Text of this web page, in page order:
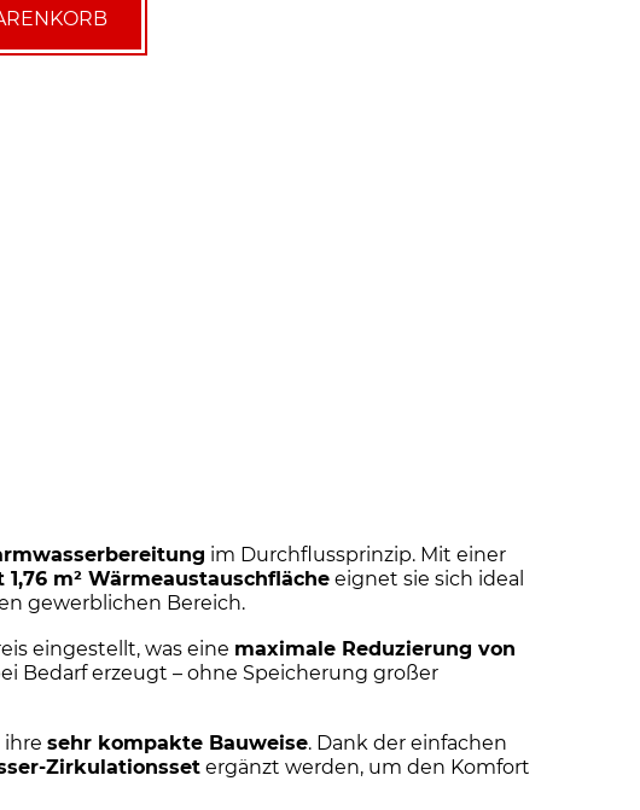
im Durchflussprinzip. Mit einer
m² Wärmeaustauschfläche eignet sie sich ideal
gewerblichen Bereich.
eingestellt, was eine maximale Reduzierung von
Bedarf erzeugt – ohne Speicherung großer
ihre sehr kompakte Bauweise. Dank der einfachen
Zirkulationsset ergänzt werden, um den Komfort